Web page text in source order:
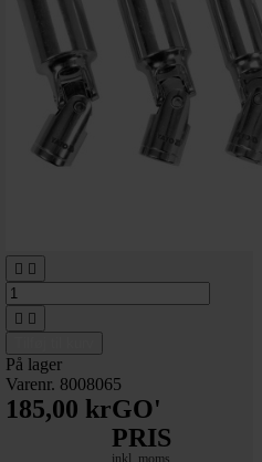
 
 
På lager
Varenr. 8008065
185,00 krGO'
PRIS
inkl. moms